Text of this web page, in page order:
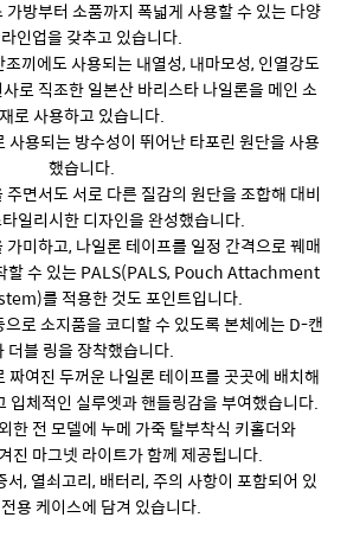
방부터 소품까지 폭넓게 사용할 수 있는 다양
인업을 갖추고 있습니다.
끼에도 사용되는 내열성, 내마모성, 인열강도
로 직조한 일본산 바리스타 나일론을 메인 소
재로 사용하고 있습니다.
사용되는 방수성이 뛰어난 타포린 원단을 사용
했습니다.
면서도 서로 다른 질감의 원단을 조합해 대비
일리시한 디자인을 완성했습니다.
미하고, 나일론 테이프를 일정 간격으로 꿰매
할 수 있는 PALS(PALS, Pouch Attachment
를 적용한 것도 포인트입니다.
로 소지품을 코디할 수 있도록 본체에는 D-캔
더블 링을 장착했습니다.
짜여진 두꺼운 나일론 테이프를 곳곳에 배치해
입체적인 실루엣과 핸들링감을 부여했습니다.
한 전 모델에 누메 가죽 탈부착식 키홀더와
진 마그넷 라이트가 함께 제공됩니다.
, 열쇠고리, 배터리, 주의 사항이 포함되어 있
용 케이스에 담겨 있습니다.